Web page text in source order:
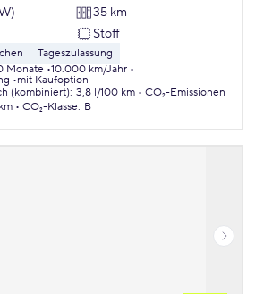
35 km
Stoff
Tageszulassung
Monate 10.000 km/Jahr
mit Kaufoption
(kombiniert): 3,8 l/100 km
CO₂-Emissionen
CO₂-Klasse: B